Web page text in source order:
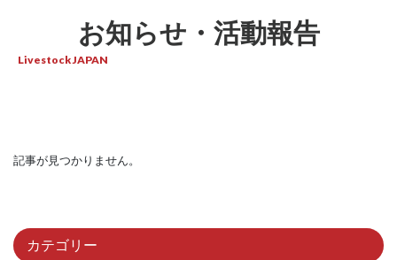
お知らせ・活動報告
Livestock JAPAN
記事が見つかりません。
カテゴリー